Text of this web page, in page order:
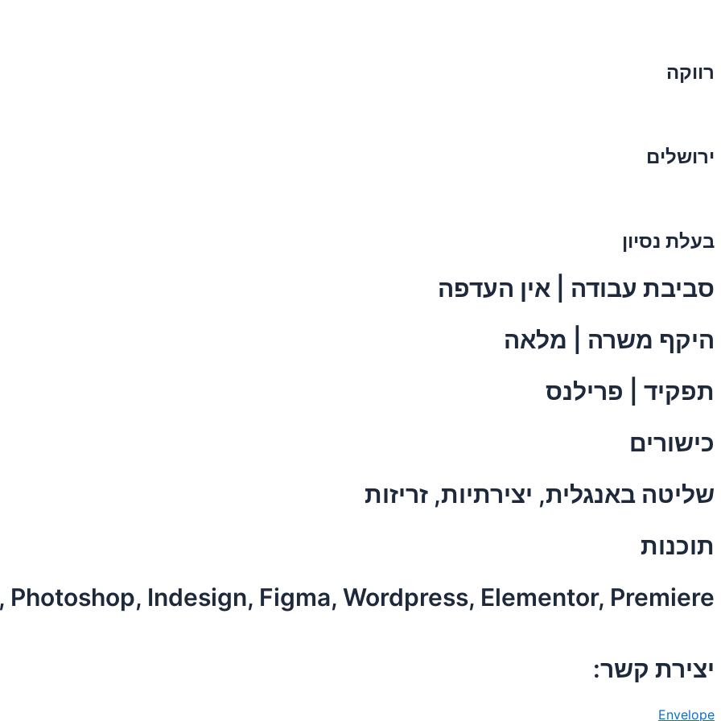
רווקה
ירושלים
בעלת נסיון
סביבת עבודה | אין העדפה
היקף משרה | מלאה
תפקיד | פרילנס
כישורים
שליטה באנגלית, יצירתיות, זריזות
תוכנות
Photoshop, Indesign, Figma, Wordpress, Elementor, Premiere
יצירת קשר:
Envelope